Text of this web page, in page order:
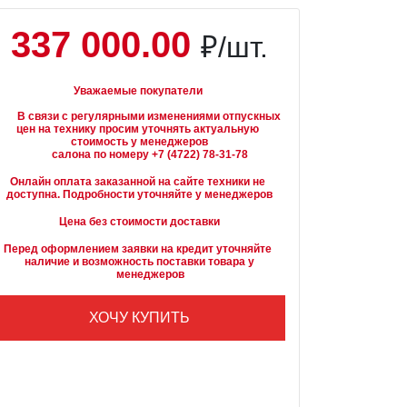
337 000.00 ₽/шт.
Уважаемые покупатели
цен на технику просим уточнять актуальную
стоимость у менеджеров
Онлайн оплата заказанной на сайте техники не
доступна. Подробности уточняйте у менеджеров
Цена без стоимости доставки
Перед оформлением заявки на кредит уточняйте
наличие и возможность поставки товара у
        менеджеров
ХОЧУ КУПИТЬ